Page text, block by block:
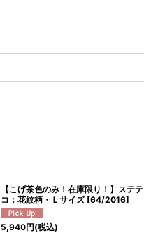
【こげ茶色のみ！在庫限り！】ステテ
コ：花紋柄・Ｌサイズ [64/2016]
5,940円(税込)